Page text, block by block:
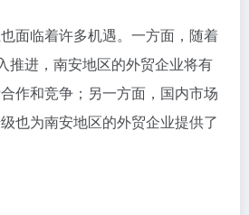
面临着许多机遇。一方面，随着
推进，南安地区的外贸企业将有
作和竞争；另一方面，国内市场
也为南安地区的外贸企业提供了